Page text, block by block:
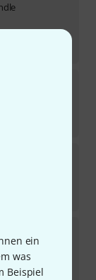
ein
was
Beispiel